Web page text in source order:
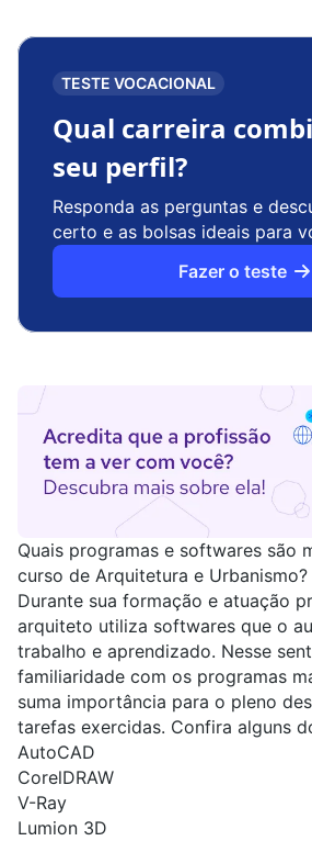
TESTE VOCACIONAL
Qual carreira
seu perfil?
Responda as perguntas e
certo e as bolsas ideais para
Fazer o teste
Quais programas e softwares são
curso de Arquitetura e Urbanismo?
Durante sua formação e atuação
arquiteto utiliza softwares que o
trabalho e aprendizado. Nesse
familiaridade com os programas
suma importância para o pleno
tarefas exercidas. Confira alguns
AutoCAD
CorelDRAW
V-Ray
Lumion 3D